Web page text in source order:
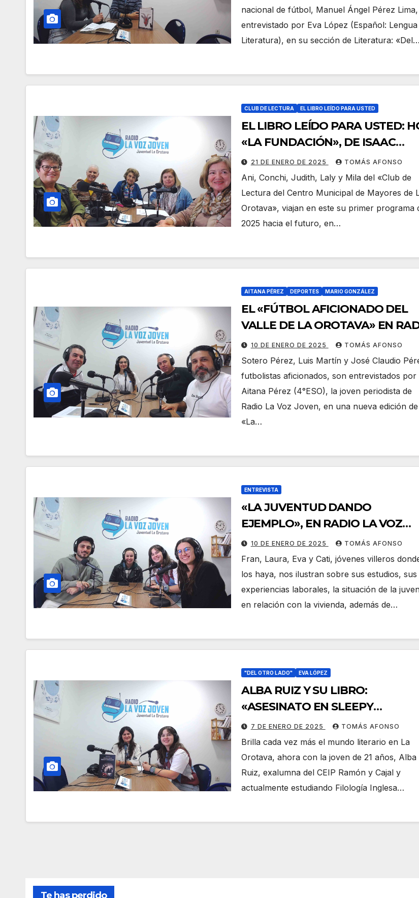
nacional de fútbol, Manuel Ángel Pérez Lima,
entrevistado por Eva López (Español:
Literatura), en su sección de Literatura: «Del…
CLUB DE LECTURA EL LIBRO LEÍDO PARA USTED
EL LIBRO LEÍDO PARA USTED:
«LA FUNDACIÓN», DE ISAAC
ASIMOV.
21 DE ENERO DE 2025 TOMÁS AFONSO
Ani, Conchi, Judith, Laly y Mila del «Club de
Lectura del Centro Municipal de Mayores de
Orotava», viajan en este su primer programa
2025 hacia el futuro, en…
AITANA PÉREZ DEPORTES MARIO GONZÁLEZ
EL «FÚTBOL AFICIONADO DEL
VALLE DE LA OROTAVA» EN
LA VOZ JOVEN
10 DE ENERO DE 2025 TOMÁS AFONSO
Sotero Pérez, Luis Martín y José Claudio
futbolistas aficionados, son entrevistados por
Aitana Pérez (4°ESO), la joven periodista de
Radio La Voz Joven, en una nueva edición de
«La…
ENTREVISTA
«LA JUVENTUD DANDO
EJEMPLO», EN RADIO LA VOZ
JOVEN.
10 DE ENERO DE 2025 TOMÁS AFONSO
Fran, Laura, Eva y Cati, jóvenes villeros
los haya, nos ilustran sobre sus estudios, sus
experiencias laborales, la situación de la
en relación con la vivienda, además de…
"DEL OTRO LADO" EVA LÓPEZ
ALBA RUIZ Y SU LIBRO:
«ASESINATO EN SLEEPY
HOLLOW» EN «DEL OTRO
SECCIÓN LITERARIA DE EVA
LÓPEZ.
7 DE ENERO DE 2025 TOMÁS AFONSO
Brilla cada vez más el mundo literario en La
Orotava, ahora con la joven de 21 años, Alba
Ruiz, exalumna del CEIP Ramón y Cajal y
actualmente estudiando Filología Inglesa…
Te has perdido